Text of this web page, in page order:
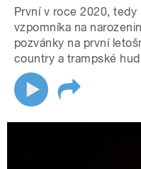
První v roce 2020,
vzpomníka na
pozvánky na první
country a trampské